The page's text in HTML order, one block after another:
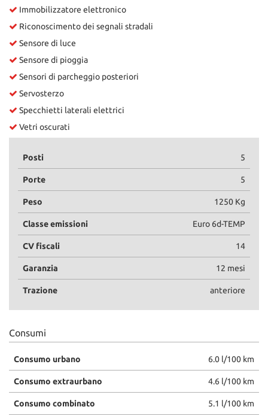
Immobilizzatore elettronico
Riconoscimento dei segnali stradali
Sensore di luce
Sensore di pioggia
Sensori di parcheggio posteriori
Servosterzo
Specchietti laterali elettrici
Vetri oscurati
Posti 5
Porte 5
Peso 1250 Kg
Classe emissioni Euro 6d-TEMP
CV fiscali 14
Garanzia 12 mesi
Trazione anteriore
Consumi
Consumo urbano 6.0 l/100 km
Consumo extraurbano 4.6 l/100 km
Consumo combinato 5.1 l/100 km